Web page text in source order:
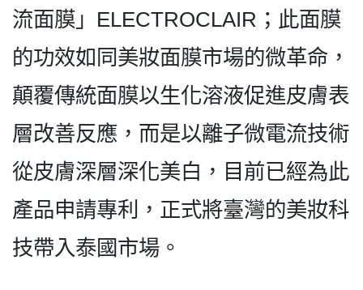
流面膜」ELECTROCLAIR；此面膜
的功效如同美妝面膜市場的微革命，
顛覆傳統面膜以生化溶液促進皮膚表
層改善反應，而是以離子微電流技術
從皮膚深層深化美白，目前已經為此
產品申請專利，正式將臺灣的美妝科
技帶入泰國市場。